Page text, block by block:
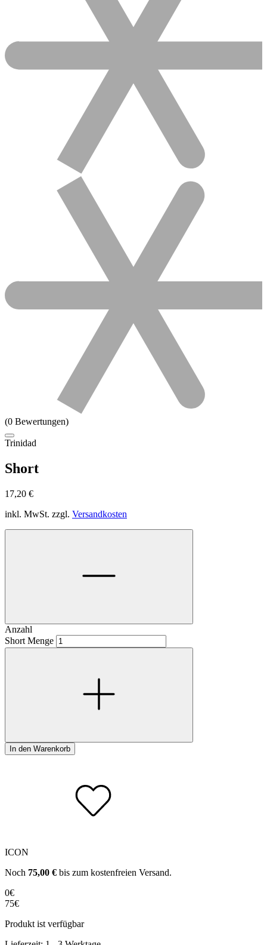
(0 Bewertungen)
Trinidad
Short
17,20 €
inkl. MwSt. zzgl. Versandkosten
Anzahl
Short Menge
In den Warenkorb
ICON
Noch 75,00 € bis zum kostenfreien Versand.
0€
75€
Produkt ist verfügbar